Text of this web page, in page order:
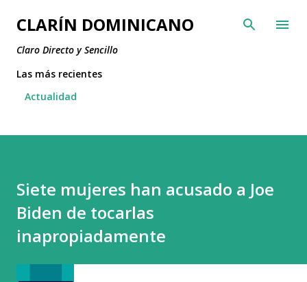
Ir al contenido principal
CLARÍN DOMINICANO
Claro Directo y Sencillo
Las más recientes
Actualidad
Siete mujeres han acusado a Joe
Biden de tocarlas
inapropiadamente